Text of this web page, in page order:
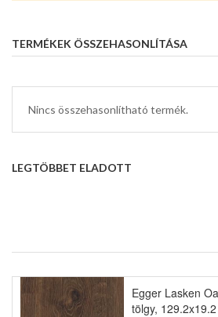
TERMÉKEK ÖSSZEHASONLÍTÁSA
Nincs összehasonlítható termék.
LEGTÖBBET ELADOTT
Egger Lasken
tölgy,